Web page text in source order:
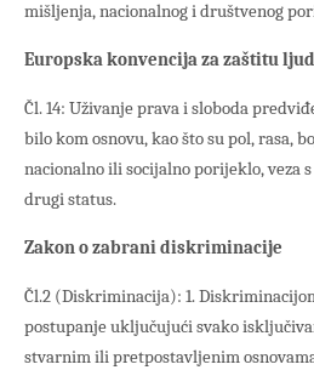
mišljenja, nacionalnog i društvenog
Europska konvencija za zaštitu
Čl. 14: Uživanje prava i sloboda
bilo kom osnovu, kao što su pol, rasa,
nacionalno ili socijalno porijeklo, veza
drugi status.
Zakon o zabrani diskriminacije
Čl.2 (Diskriminacija): 1.
postupanje uključujući svako
stvarnim ili pretpostavljenim